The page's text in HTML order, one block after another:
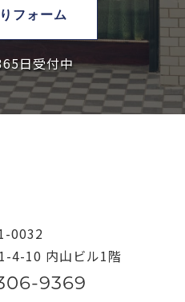
フォーム
日受付中
0032
4-10 内山ビル1階
9369